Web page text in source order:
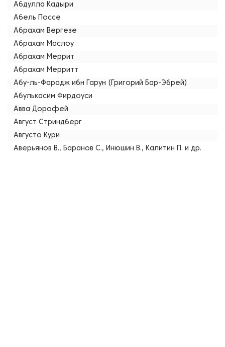
Абдулла Кадыри
Абель Поссе
Абрахам Вергезе
Абрахам Маслоу
Абрахам Меррит
Абрахам Мерритт
Абу-ль-Фарадж ибн Гарун (Григорий Бар-Эбрей)
Абулькасим Фирдоуси
Авва Дорофей
Август Стриндберг
Августо Кури
Аверьянов В., Баранов С., Инюшин В., Калитин П. и др.